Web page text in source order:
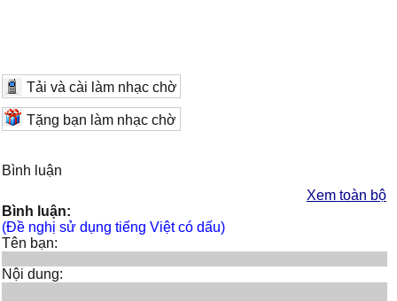
Tải và cài làm nhạc chờ
Tặng bạn làm nhạc chờ
Bình luận
Xem toàn bộ
Bình luận:
(Đề nghị sử dụng tiếng Việt có dấu)
Tên bạn:
Nội dung: